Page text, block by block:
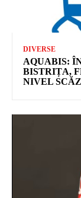
DIVERSE
AQUABIS:
BISTRIȚA,
NIVEL